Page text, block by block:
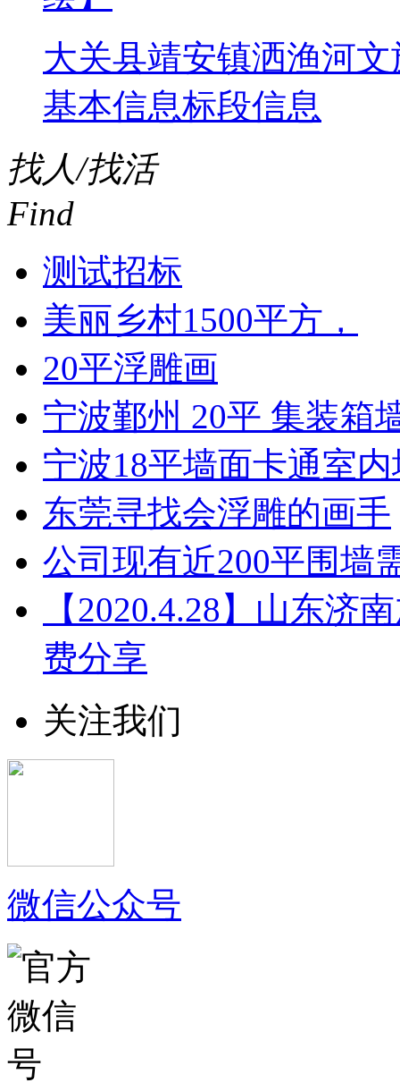
大关县靖安镇洒渔河
基本信息标段信息
找人/找活
Find
测试招标
美丽乡村1500平方，
20平浮雕画
宁波鄞州 20平 集装箱
宁波18平墙面卡通室
东莞寻找会浮雕的画手
公司现有近200平围墙
【2020.4.28】山东济
费分享
关注我们
微信公众号